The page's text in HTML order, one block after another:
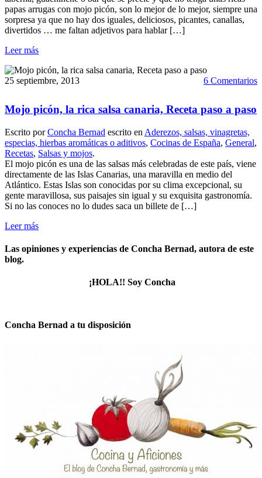
papas arrugas con mojo picón, son lo mejor de lo mejor, siempre una
sorpresa ya que no hay dos iguales, deliciosos, picantes, canallas,
divertidos … me faltan adjetivos para hablar […]
Leer más
25 septiembre, 2013 6 Comentarios
Mojo picón, la rica salsa canaria, Receta paso a paso
Escrito porConcha Bernad escrito en Aderezos, salsas, vinagretas,
especias, hierbas aromáticas o aditivos, Cocinas de España, General,
Recetas, Salsas y mojos.
El mojo picón es una de las salsas más celebradas de este país, viene
directamente de las Islas Canarias, una maravilla en medio del
Atlántico. Estas Islas son conocidas por su clima excepcional, su
gente maravillosa, sus paisajes sin igual y su exquisita gastronomía.
Si no las conoces no lo dudes saca un billete de […]
Leer más
Las opiniones y experiencias de Concha Bernad, autora de este
blog.
¡HOLA!! Soy Concha
Concha Bernad a tu disposición